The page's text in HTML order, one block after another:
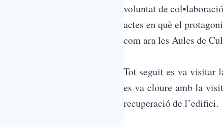
voluntat de
actes en què el
com ara les Aules de
Tot seguit es va visitar
es va cloure amb la
recuperació de l’edifici.